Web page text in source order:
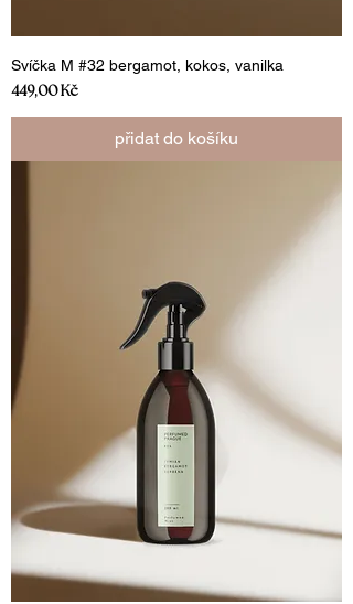
Svíčka M #32 bergamot, kokos, vanilka
Cena
449,00 Kč
přidat do košíku